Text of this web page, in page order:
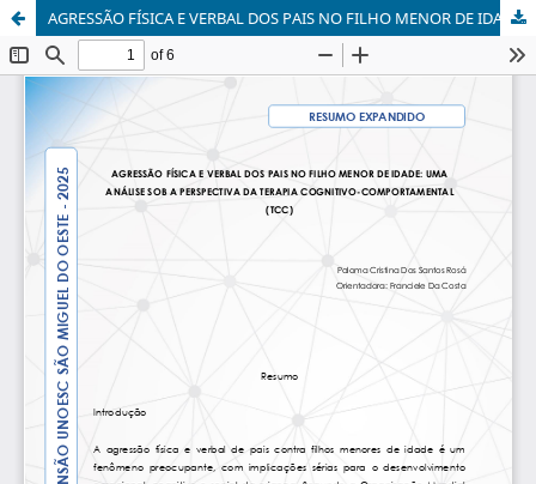
AGRESSÃO FÍSICA E VERBAL DOS PAIS NO FILHO MENOR DE IDADE: UMA ANÁLISE SOB A PERSPECTIVA DA TERAPIA COGNITIVO-COMPORTAMENTAL (TCC)